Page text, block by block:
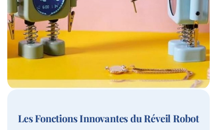
Les Fonctions Innovantes du Réveil Robot